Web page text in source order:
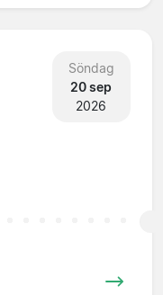
Söndag
20 sep
2026